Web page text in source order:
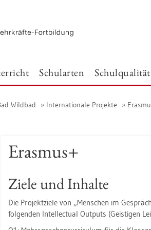
Schul­ar­ten Schul­qua­li­tät
Wild­bad In­ter­na­tio­na­le Pro­jek­te
Eras­mus+
Ziele und In­hal­te
Die Pro­jekt­zie­le von „Men­schen im
fol­gen­den In­tel­lec­tu­al Out­puts (Geis­ti­gen